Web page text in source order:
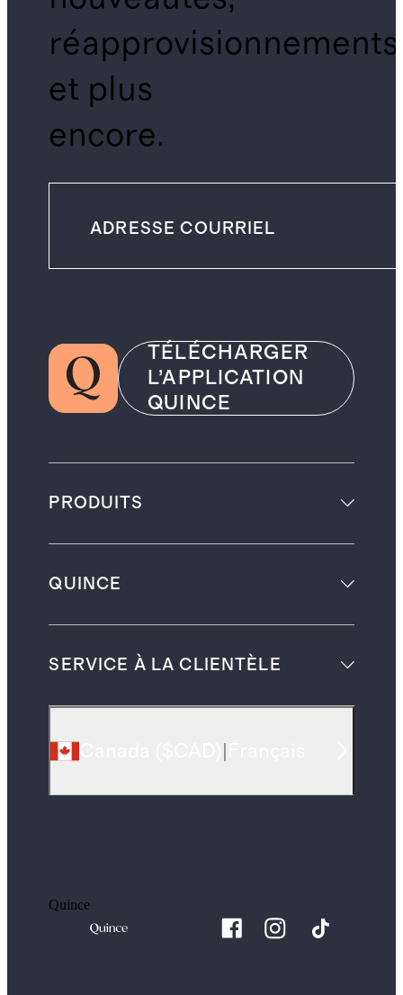
réapprovisionnements
et plus
encore.
TÉLÉCHARGER
L’APPLICATION
QUINCE
PRODUITS
QUINCE
SERVICE À LA CLIENTÈLE
Quince